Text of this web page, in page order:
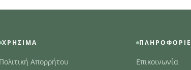
ΧΡΉΣΙΜΑ
Πολιτική Απορρήτου
Επικοινωνία